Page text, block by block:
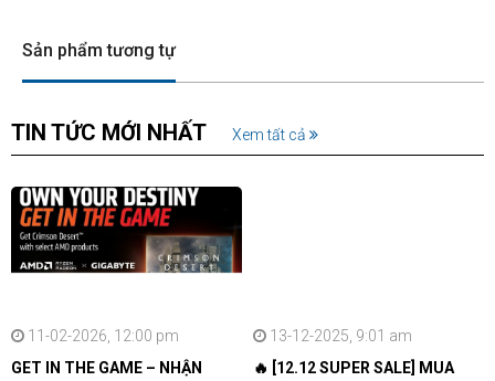
Sản phẩm tương tự
TIN TỨC MỚI NHẤT Xem tất cả
11-02-2026, 12:00 pm
GET IN THE GAME – NHẬN
13-12-2025, 9:01 am
🔥 [12.12 SUPER SALE] MUA